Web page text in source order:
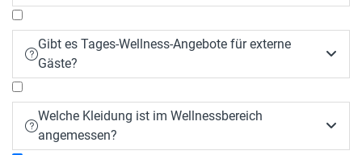

Gibt es Tages-Wellness-Angebote für externe
Gäste?


Welche Kleidung ist im Wellnessbereich
angemessen?
